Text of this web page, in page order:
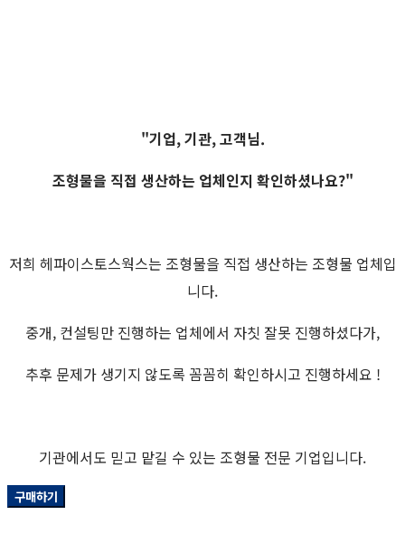
"기업, 기관, 고객님.
조형물을 직접 생산하는 업체인지 확인하셨나요?"
저희 헤파이스토스웍스는 조형물을 직접 생산하는 조형물 업체입
니다.
중개, 컨설팅만 진행하는 업체에서 자칫 잘못 진행하셨다가,
추후 문제가 생기지 않도록 꼼꼼히 확인하시고 진행하세요 !
기관에서도 믿고 맡길 수 있는 조형물 전문 기업입니다.
구매하기